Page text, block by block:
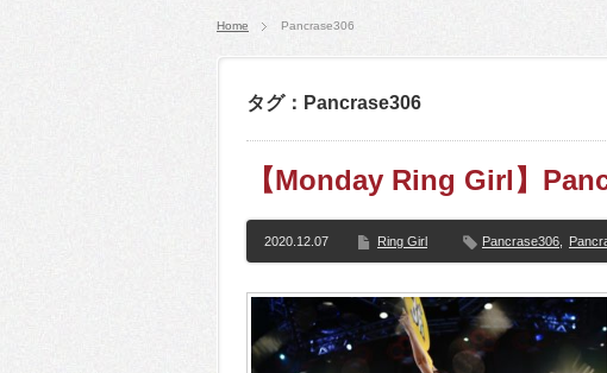
Home Pancrase306
タグ：Pancrase306
【Monday Ring Girl】
2020.12.07 Ring Girl Pancrase306